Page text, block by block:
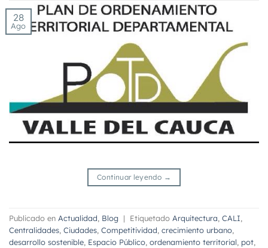
28
Ago
Continuar leyendo →
Publicado en Actualidad Blog | Etiquetado Arquitectura CALI
Centralidades Ciudades Competitividad crecimiento urbano
desarrollo sostenible Espacio Público ordenamiento territorial pot